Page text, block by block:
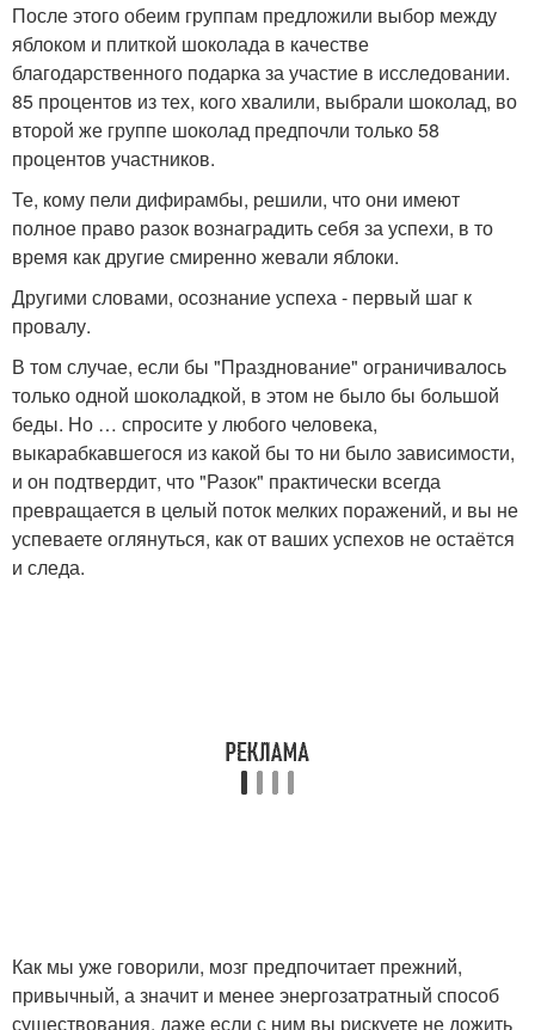
После этого обеим группам предложили выбор между
яблоком и плиткой шоколада в качестве
благодарственного подарка за участие в исследовании.
85 процентов из тех, кого хвалили, выбрали шоколад, во
второй же группе шоколад предпочли только 58
процентов участников.
Те, кому пели дифирамбы, решили, что они имеют
полное право разок вознаградить себя за успехи, в то
время как другие смиренно жевали яблоки.
Другими словами, осознание успеха - первый шаг к
провалу.
В том случае, если бы "Празднование" ограничивалось
только одной шоколадкой, в этом не было бы большой
беды. Но … спросите у любого человека,
выкарабкавшегося из какой бы то ни было зависимости,
и он подтвердит, что "Разок" практически всегда
превращается в целый поток мелких поражений, и вы не
успеваете оглянуться, как от ваших успехов не остаётся
и следа.
Как мы уже говорили, мозг предпочитает прежний,
привычный, а значит и менее энергозатратный способ
существования, даже если с ним вы рискуете не дожить